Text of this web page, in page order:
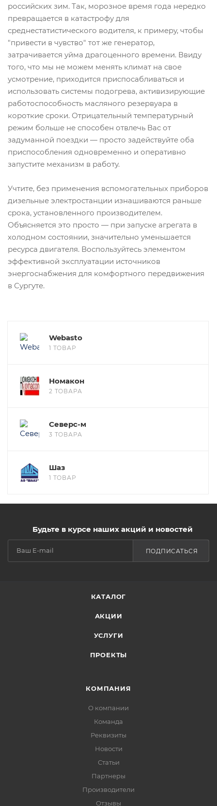
российских зим. Так, морозное время года нередко
превращается в катастрофу для
среднестатистического водителя, к примеру, чтобы
"привести в чувство" тот же генератор,
затрачивается уйма драгоценного времени. Ввиду
того, что мы не можем менять климат на свое
усмотрение, приходится приспосабливаться и
использовать системы подогрева, активизирующие
работоспособность масляного резервуара в
короткие сроки. Отрицательный температурный
режим больше не способен отвлечь Вас от
задуманной поездки — просто задействуйте оба
приспособления одновременно и оперативно
запустите механизм в работу.
Учтите, без применения вспомогательных приборов
дизельные электростанции изнашиваются раньше
срока, установленного производителем.
Объясняется это просто — при запуске агрегата в
холодном состоянии, значительно уменьшается
ресурса двигателя. Воспользуйтесь элементом
эффективной эксплуатации источников
энергоснабжения для комфортного передвижения
в Сургуте.
Webasto
1 ТОВАР
Номакон
2 ТОВАРА
Северс-м
3 ТОВАРА
Шаз
1 ТОВАР
Будьте в курсе наших акций и новостей
ПОДПИСАТЬСЯ
КАТАЛОГ
АКЦИИ
УСЛУГИ
ПРОЕКТЫ
КОМПАНИЯ
О компании
Команда
Реквизиты
Новости
Статьи
Партнеры
Производители
Отзывы